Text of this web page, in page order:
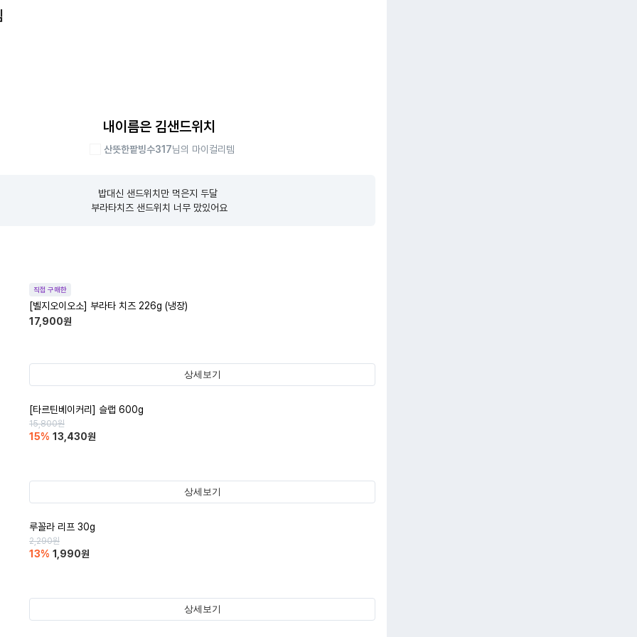
내이름은 김샌드위치
산뜻한팥빙수317님의 마이컬리템
밥대신 샌드위치만 먹은지 두달
부라타치즈 샌드위치 너무 맜있어요
직접 구매한
[벨지오이오소] 부라타 치즈 226g (냉장)
17,900원
상세보기
[타르틴베이커리] 슬랩 600g
15,800원
15% 13,430원
상세보기
루꼴라 리프 30g
2,290원
13% 1,990원
상세보기